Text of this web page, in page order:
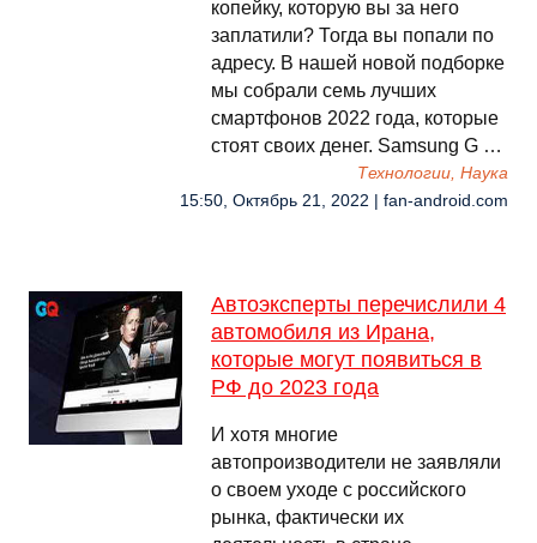
копейку, которую вы за него
заплатили? Тогда вы попали по
адресу. В нашей новой подборке
мы собрали семь лучших
смартфонов 2022 года, которые
стоят своих денег. Samsung G …
Технологии, Наука
15:50, Октябрь 21, 2022 | fan-android.com
Автоэксперты перечислили 4
автомобиля из Ирана,
которые могут появиться в
РФ до 2023 года
И хотя многие
автопроизводители не заявляли
о своем уходе с российского
рынка, фактически их